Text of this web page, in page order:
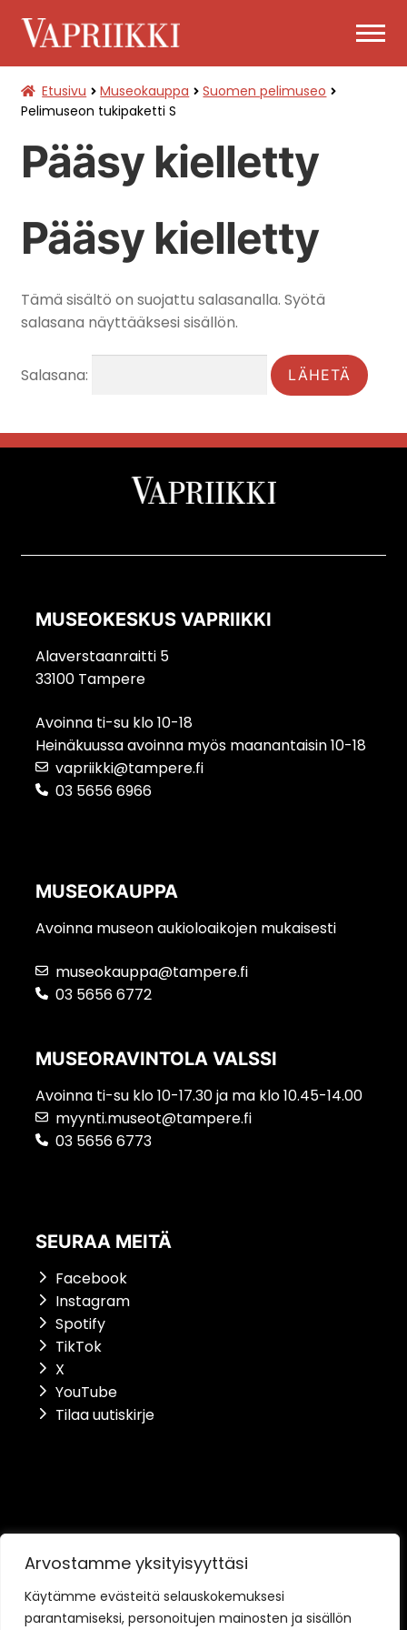
Arvostamme yksityisyyttäsi
Käytämme evästeitä selauskokemuksesi
parantamiseksi, personoitujen mainosten ja sisällön
Siirry
navigointiin
Siirry
sisältöön
PÄÄSYLIPUT
MUSEOKAUPPA
Etusivu Museokauppa
Suomen pelimuseo
Pelimuseon tukipaketti S
Pääsy kielletty
Pääsy kielletty
Tämä sisältö on suojattu salasanalla. Syötä
salasana näyttääksesi sisällön.
Salasana:
MUSEOKESKUS VAPRIIKKI
Alaverstaanraitti 5
33100 Tampere
Avoinna ti-su klo 10-18
Heinäkuussa avoinna myös maanantaisin 10-18
vapriikki@tampere.fi
03 5656 6966
MUSEOKAUPPA
Avoinna museon aukioloaikojen mukaisesti
museokauppa@tampere.fi
03 5656 6772
MUSEORAVINTOLA VALSSI
Avoinna ti-su klo 10-17.30 ja ma klo 10.45-14.00
myynti.museot@tampere.fi
03 5656 6773
SEURAA MEITÄ
Facebook
Instagram
Spotify
TikTok
X
YouTube
Tilaa uutiskirje
Saavutettavuusseloste
Tietosuojaseloste